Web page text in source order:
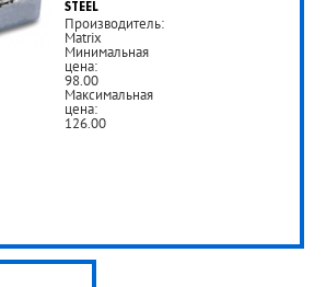
STEEL
Производитель:
Matrix
Минимальная
цена:
98.00
Максимальная
цена:
126.00